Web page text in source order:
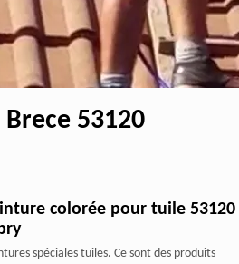
53120
colorée pour tuile 53120
spéciales tuiles. Ce sont des produits